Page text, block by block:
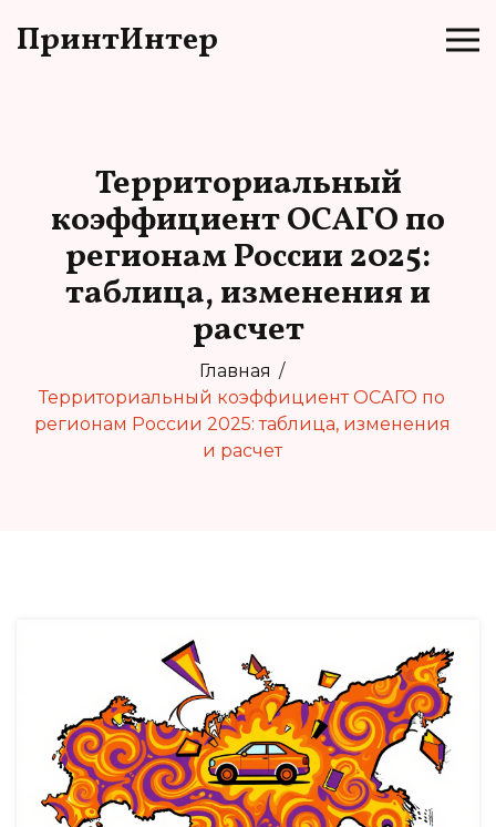
ПринтИнтер
Территориальный
коэффициент ОСАГО по
регионам России 2025:
таблица, изменения и
расчет
Главная
Территориальный коэффициент ОСАГО по
регионам России 2025: таблица, изменения
и расчет